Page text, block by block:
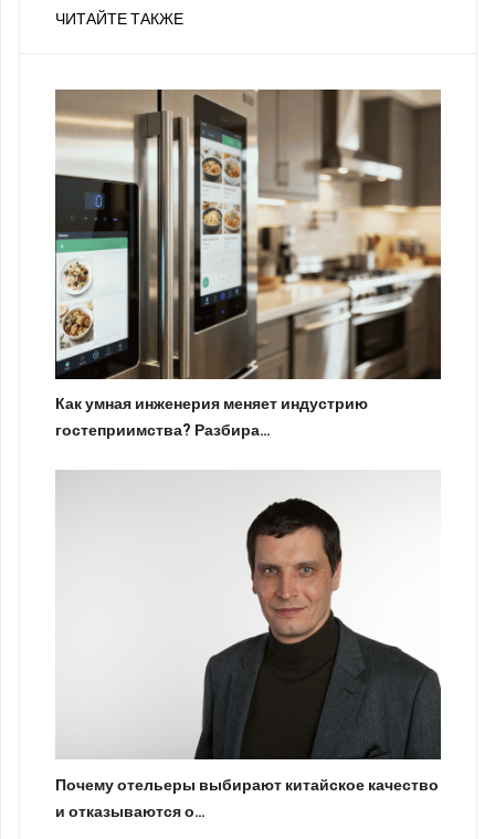
ЧИТАЙТЕ ТАКЖЕ
Как умная инженерия меняет индустрию
гостеприимства? Разбира…
Почему отельеры выбирают китайское качество
и отказываются о…